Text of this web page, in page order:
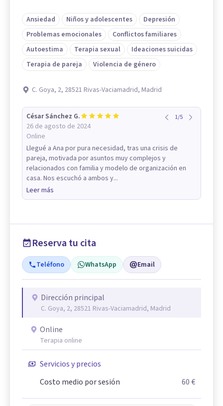
Ansiedad Niños y adolescentes
Depresión
Problemas emocionales
Conflictos familiares
Autoestima
Terapia sexual
Ideaciones suicidas
Terapia de pareja
Violencia de género
C. Goya, 2, 28521 Rivas-Vaciamadrid, Madrid
César Sánchez G.
26 de agosto de 2024
Online
1/5
Llegué a Ana por pura necesidad, tras una crisis de
pareja, motivada por asuntos muy complejos y
relacionados con familia y modelo de organización en
casa. Nos escuchó a ambos y...
Leer más
Reserva tu cita
Teléfono WhatsApp Email
Dirección principal
C. Goya, 2, 28521 Rivas-Vaciamadrid, Madrid
Online
Terapia online
Servicios y precios
Costo medio por sesión
60 €